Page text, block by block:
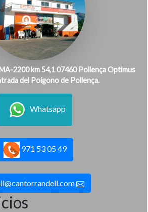
2200 km 54,1 07460 Pollença Optimus
del Poígono de Pollença.
Whatsapp
971 53 05 49